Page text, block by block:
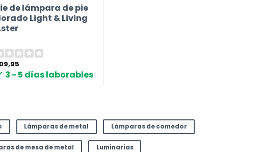
de lámpara de pie
Light & Living
3 - 5 días laborables
Lámparas de metal Lámparas de comedor
de mesa de metal Luminarias